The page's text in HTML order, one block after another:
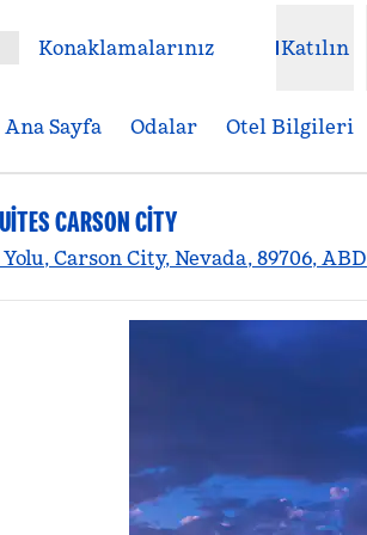
Konaklamalarınız Katılın
Ana Sayfa Odalar Otel Bilgileri
CARSON CITY
Carson City, Nevada, 89706, ABD